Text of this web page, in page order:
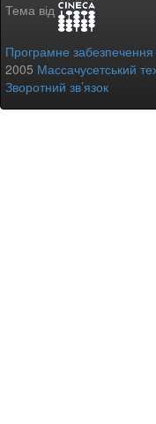
Тема від
Програмне
2005 Массачусетський
Зворотний зв’язок